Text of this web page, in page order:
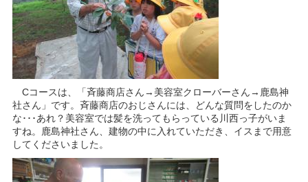
Cコースは、「斉藤商店さん→美容室クローバーさん→鹿島神
社さん」です。斉藤商店のおじさんには、どんな質問をしたのか
な･･･あれ？美容室では髪を洗ってもらっている川西っ子がいま
すね。鹿島神社さん、建物の中に入れていただき、イスまで用意
してくださいました。